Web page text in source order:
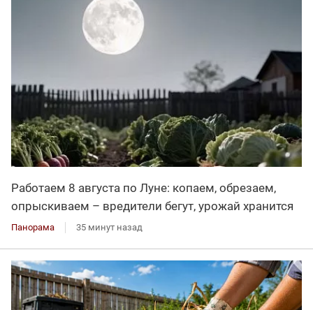
Работаем 8 августа по Луне: копаем, обрезаем,
опрыскиваем – вредители бегут, урожай хранится
Панорама 35 минут назад